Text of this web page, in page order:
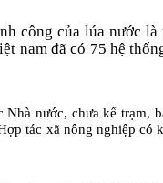
công của lúa nước là
nam đã có 75 hệ
nư­ớc, chưa kể trạm,
tác xã nông nghiệp có